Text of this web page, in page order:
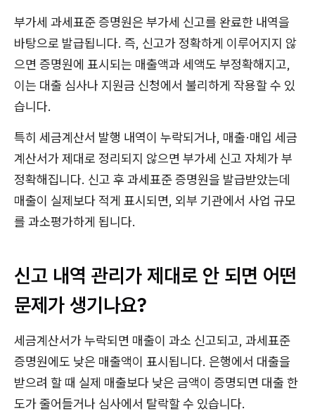
부가세 과세표준 증명원은 부가세 신고를 완료한 내역을
바탕으로 발급됩니다. 즉, 신고가 정확하게 이루어지지 않
으면 증명원에 표시되는 매출액과 세액도 부정확해지고,
이는 대출 심사나 지원금 신청에서 불리하게 작용할 수 있
습니다.
특히 세금계산서 발행 내역이 누락되거나, 매출·매입 세금
계산서가 제대로 정리되지 않으면 부가세 신고 자체가 부
정확해집니다. 신고 후 과세표준 증명원을 발급받았는데
매출이 실제보다 적게 표시되면, 외부 기관에서 사업 규모
를 과소평가하게 됩니다.
신고 내역 관리가 제대로 안 되면 어떤
문제가 생기나요?
세금계산서가 누락되면 매출이 과소 신고되고, 과세표준
증명원에도 낮은 매출액이 표시됩니다. 은행에서 대출을
받으려 할 때 실제 매출보다 낮은 금액이 증명되면 대출 한
도가 줄어들거나 심사에서 탈락할 수 있습니다.